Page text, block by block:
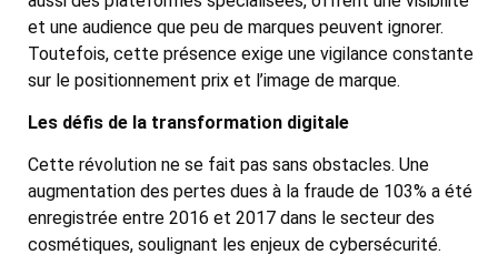
et une audience que peu de marques peuvent ignorer.
Toutefois, cette présence exige une vigilance constante
sur le positionnement prix et l’image de marque.
Les défis de la transformation digitale
Cette révolution ne se fait pas sans obstacles. Une
augmentation des pertes dues à la fraude de 103% a été
enregistrée entre 2016 et 2017 dans le secteur des
cosmétiques, soulignant les enjeux de cybersécurité.